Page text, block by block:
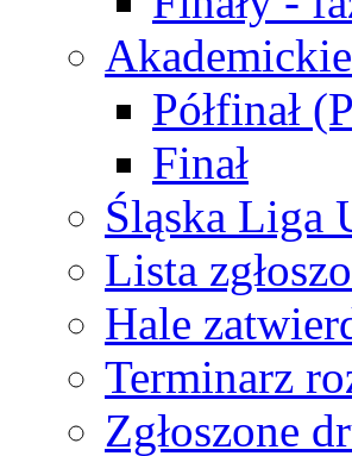
Półfinał
Finał
Śląska Liga
Lista
Hale
Terminarz
Zgłoszone